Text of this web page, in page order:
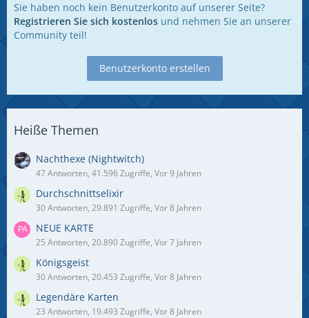
Sie haben noch kein Benutzerkonto auf unserer Seite?
Registrieren Sie sich kostenlos und nehmen Sie an unserer
Community teil!
Benutzerkonto erstellen
Heiße Themen
Nachthexe (Nightwitch)
47 Antworten, 41.596 Zugriffe, Vor 9 Jahren
Durchschnittselixir
30 Antworten, 29.891 Zugriffe, Vor 8 Jahren
NEUE KARTE
25 Antworten, 20.890 Zugriffe, Vor 7 Jahren
Königsgeist
30 Antworten, 20.453 Zugriffe, Vor 8 Jahren
Legendäre Karten
23 Antworten, 19.493 Zugriffe, Vor 8 Jahren